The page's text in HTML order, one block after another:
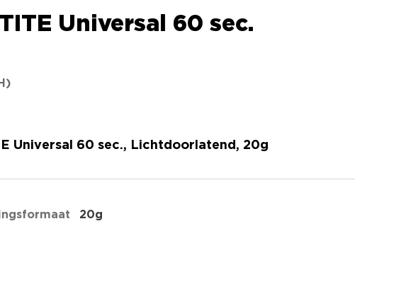
Universal 60 sec.
Universal 60 sec., Lichtdoorlatend, 20g
20g